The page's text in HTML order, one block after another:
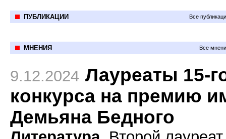
ПУБЛИКАЦИИ Все
МНЕНИЯ Все
9.12.2024 Лауреаты 15-
конкурса на премию
Демьяна Бедного